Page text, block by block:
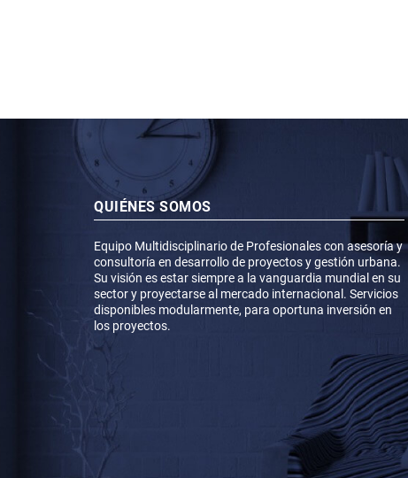
QUIÉNES SOMOS
Equipo Multidisciplinario de Profesionales con asesoría y
consultoría en desarrollo de proyectos y gestión urbana.
Su visión es estar siempre a la vanguardia mundial en su
sector y proyectarse al mercado internacional. Servicios
disponibles modularmente, para oportuna inversión en
los proyectos.